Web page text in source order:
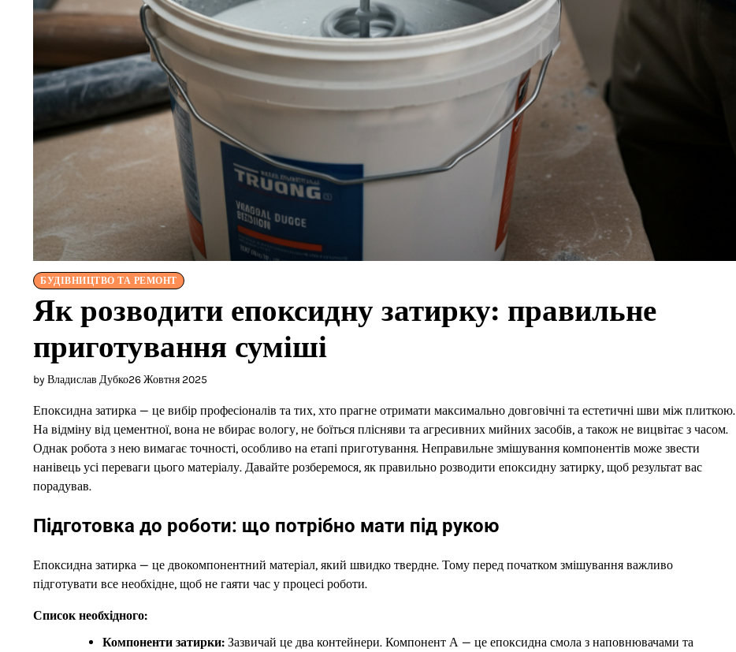
БУДІВНИЦТВО ТА РЕМОНТ
Як розводити епоксидну затирку: правильне
приготування суміші
by Владислав Дубко26 Жовтня 2025
Епоксидна затирка — це вибір професіоналів та тих, хто прагне отримати максимально довговічні та естетичні шви між плиткою.
На відміну від цементної, вона не вбирає вологу, не боїться плісняви та агресивних мийних засобів, а також не вицвітає з часом.
Однак робота з нею вимагає точності, особливо на етапі приготування. Неправильне змішування компонентів може звести
нанівець усі переваги цього матеріалу. Давайте розберемося, як правильно розводити епоксидну затирку, щоб результат вас
порадував.
Підготовка до роботи: що потрібно мати під рукою
Епоксидна затирка — це двокомпонентний матеріал, який швидко твердне. Тому перед початком змішування важливо
підготувати все необхідне, щоб не гаяти час у процесі роботи.
Список необхідного:
Компоненти затирки: Зазвичай це два контейнери. Компонент А — це епоксидна смола з наповнювачами та